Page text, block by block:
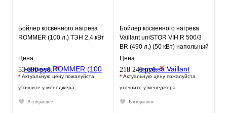
Бойлер косвенного нагрева
ROMMER (100 л.) ТЭН 2,4 кВт
Цена:
53 890 руб.*
* Актуальную цену пожалуйста
уточните у менеджера
В избранное
Бойлер косвенного нагрева
Vaillant uniSTOR VIH R 500/3
BR (490 л.) (50 кВт) напольный
Цена:
218 240 руб.*
* Актуальную цену пожалуйста
уточните у менеджера
В избранное